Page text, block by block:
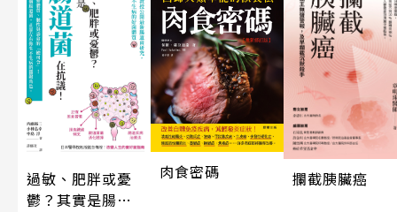
過敏、肥胖或憂
鬱？其實是腸道
肉食密碼 攔截胰臟癌